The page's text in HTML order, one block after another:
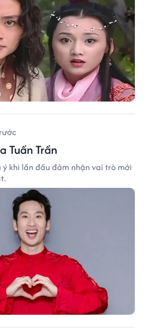
Tuấn Trần
ý khi lần đầu đảm nhận vai trò mới